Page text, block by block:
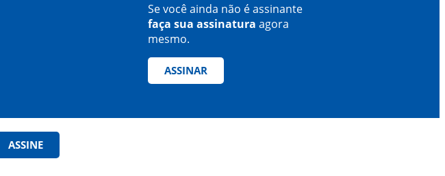
Se você ainda não é assinante
faça sua assinatura agora
mesmo.
ASSINAR
ASSINE